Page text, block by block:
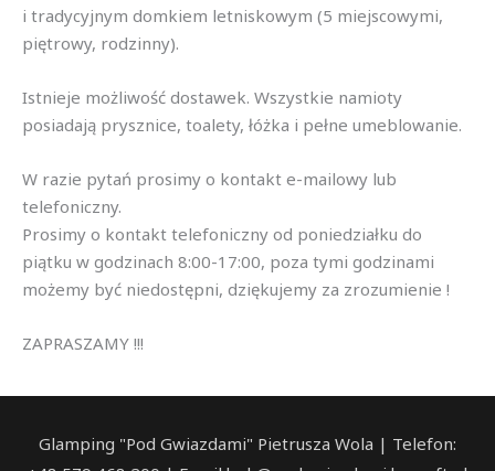
i tradycyjnym domkiem letniskowym (5 miejscowymi,
piętrowy, rodzinny).
Istnieje możliwość dostawek. Wszystkie namioty
posiadają prysznice, toalety, łóżka i pełne umeblowanie.
W razie pytań prosimy o kontakt e-mailowy lub
telefoniczny.
Prosimy o kontakt telefoniczny od poniedziałku do
piątku w godzinach 8:00-17:00, poza tymi godzinami
możemy być niedostępni, dziękujemy za zrozumienie !
ZAPRASZAMY !!!
Glamping "Pod Gwiazdami" Pietrusza Wola | Telefon: